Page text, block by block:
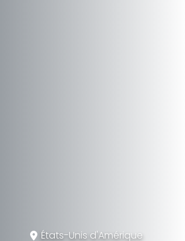
États-Unis d'Amérique